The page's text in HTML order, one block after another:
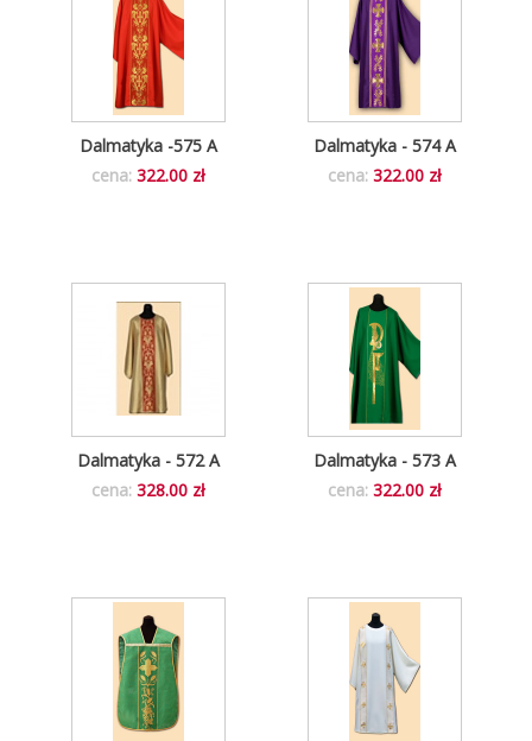
Dalmatyka - 574 A
cena: 322.00 zł
Dalmatyka -575 A
cena: 322.00 zł
Dalmatyka - 573 A
cena: 322.00 zł
Dalmatyka - 572 A
cena: 328.00 zł